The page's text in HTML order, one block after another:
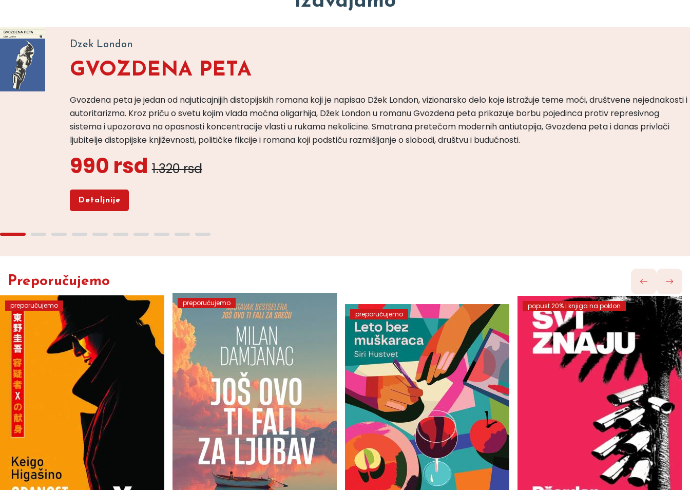
Dzek London
GVOZDENA PETA
Gvozdena peta je jedan od najuticajnijih distopijskih romana koji je napisao Džek London, vizionarsko delo koje istražuje teme moći, društvene nejednakosti i
autoritarizma. Kroz priču o svetu kojim vlada moćna oligarhija, Džek London u romanu Gvozdena peta prikazuje borbu pojedinca protiv represivnog
sistema i upozorava na opasnosti koncentracije vlasti u rukama nekolicine. Smatrana pretečom modernih antiutopija, Gvozdena peta i danas privlači
ljubitelje distopijske književnosti, političke fikcije i romana koji podstiču razmišljanje o slobodi, društvu i budućnosti.
990 rsd 1.320 rsd
Detaljnije
Preporučujemo
preporučujemo preporučujemo
preporučujemo
popust 20% i knjiga na poklon